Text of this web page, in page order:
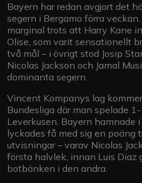
Bayern har redan avgjort det
segern i Bergamo förra
marginal trots att Harry Kane
Olise, som varit sensationellt
två mål – i övrigt stod Josip
Nicolas Jackson och Jamal
dominanta segern.
Vincent Kompanys lag
Bundesliga där man spelade
Leverkusen. Bayern hamnade
lyckades få med sig en poäng
utvisningar – varav Nicolas
första halvlek, innan Luis Diaz
botbänken i den andra.